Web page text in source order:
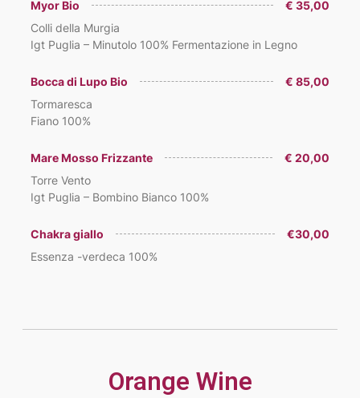
Myor Bio
€ 35,00
Colli della Murgia
Igt Puglia – Minutolo 100% Fermentazione in Legno
Bocca di Lupo Bio
€ 85,00
Tormaresca
Fiano 100%
Mare Mosso Frizzante
€ 20,00
Torre Vento
Igt Puglia – Bombino Bianco 100%
Chakra giallo
€30,00
Essenza -verdeca 100%
Orange Wine